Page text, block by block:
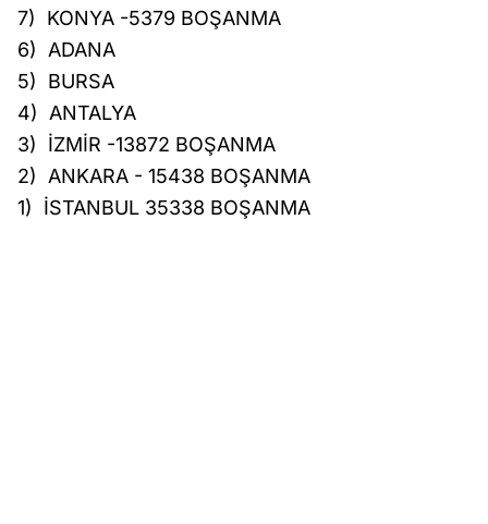
7) KONYA -5379 BOŞANMA
6) ADANA
5) BURSA
4) ANTALYA
3) İZMİR -13872 BOŞANMA
2) ANKARA - 15438 BOŞANMA
1) İSTANBUL 35338 BOŞANMA